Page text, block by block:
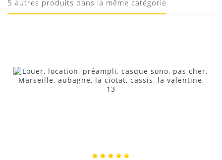
5 autres produits dans la même catégorie